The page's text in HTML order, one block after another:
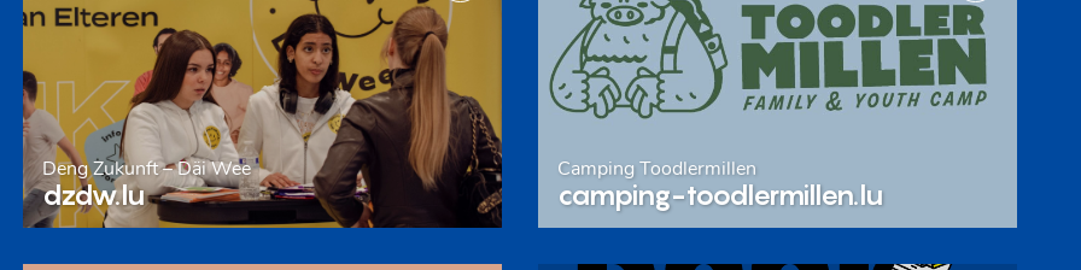
Deng Zukunft – Däi Wee
dzdw.lu
Camping Toodlermillen
camping-toodlermillen.lu